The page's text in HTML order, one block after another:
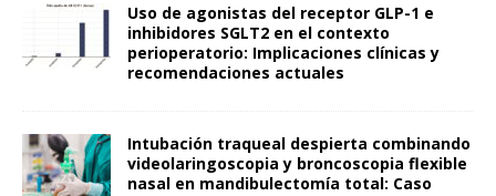
Uso de agonistas del receptor GLP-1 e
inhibidores SGLT2 en el contexto
perioperatorio: Implicaciones clínicas y
recomendaciones actuales
Intubación traqueal despierta combinando
videolaringoscopia y broncoscopia flexible
nasal en mandibulectomía total: Caso